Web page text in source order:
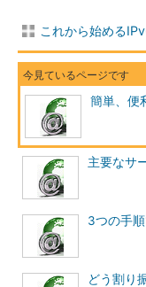
これから始める
簡単、便
主要なサ
3つの手
どう割り